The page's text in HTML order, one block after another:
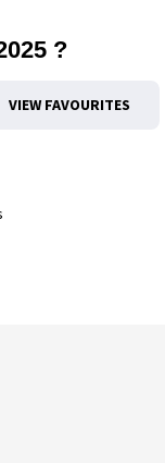
?
VIEW FAVOURITES